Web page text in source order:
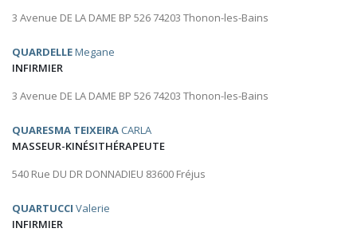
3 Avenue DE LA DAME BP 526 74203 Thonon-les-Bains
QUARDELLEMegane
INFIRMIER
3 Avenue DE LA DAME BP 526 74203 Thonon-les-Bains
QUARESMA TEIXEIRA CARLA
MASSEUR-KINÉSITHÉRAPEUTE
540 Rue DU DR DONNADIEU 83600 Fréjus
QUARTUCCI Valerie
INFIRMIER